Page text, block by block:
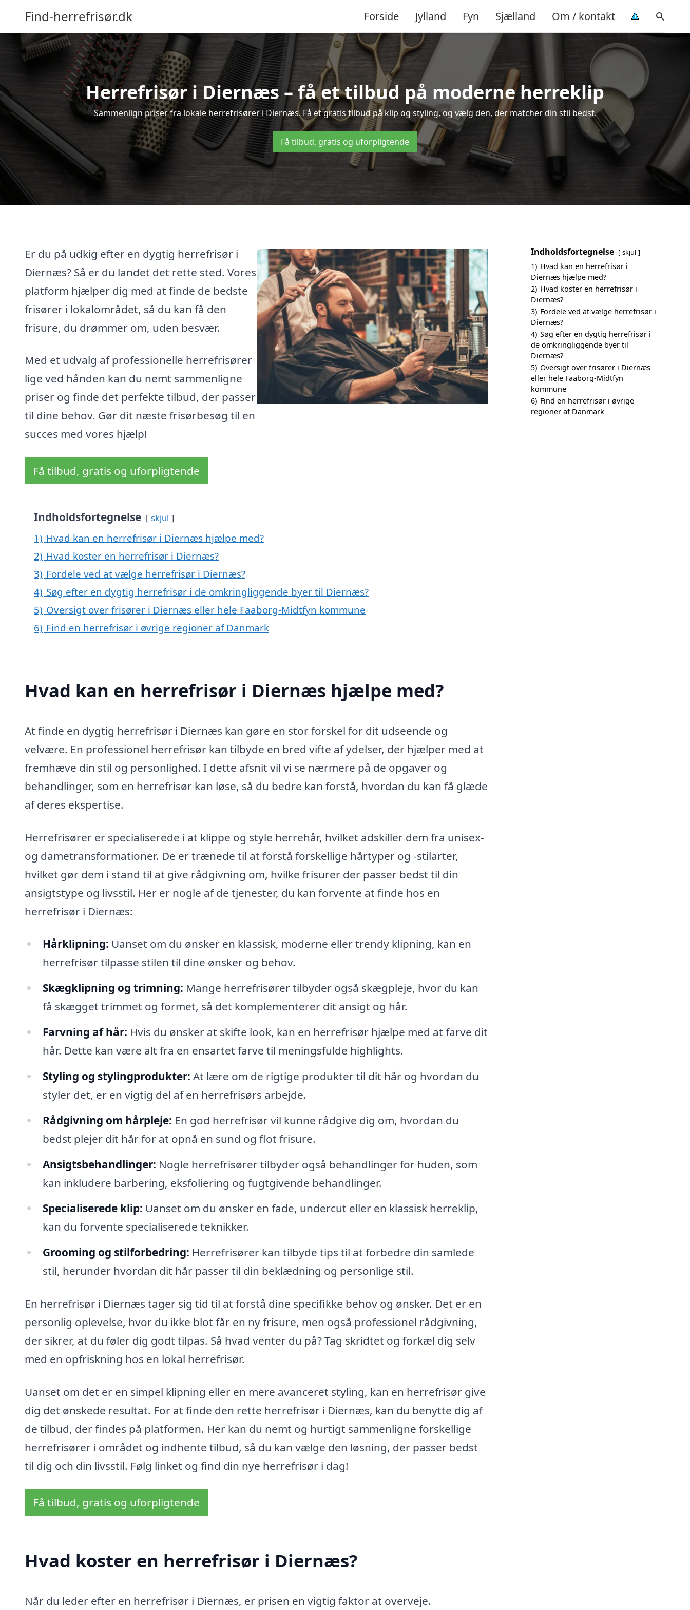
Find-herrefrisør.dk Forside Jylland Fyn Sjælland Om / kontakt
Herrefrisør i Diernæs – få et tilbud på moderne herreklip
Sammenlign priser fra lokale herrefrisører i Diernæs. Få et gratis tilbud på klip og styling, og vælg den, der matcher din stil bedst.
Få tilbud, gratis og uforpligtende
Er du på udkig efter en dygtig herrefrisør i
Diernæs? Så er du landet det rette sted. Vores
platform hjælper dig med at finde de bedste
frisører i lokalområdet, så du kan få den
frisure, du drømmer om, uden besvær.
Med et udvalg af professionelle herrefrisører
lige ved hånden kan du nemt sammenligne
priser og finde det perfekte tilbud, der passer
til dine behov. Gør dit næste frisørbesøg til en
succes med vores hjælp!
Få tilbud, gratis og uforpligtende
Indholdsfortegnelse skjul
1) Hvad kan en herrefrisør i Diernæs hjælpe med?
2) Hvad koster en herrefrisør i Diernæs?
3) Fordele ved at vælge herrefrisør i Diernæs?
4) Søg efter en dygtig herrefrisør i de omkringliggende byer til Diernæs?
5) Oversigt over frisører i Diernæs eller hele Faaborg-Midtfyn kommune
6) Find en herrefrisør i øvrige regioner af Danmark
Hvad kan en herrefrisør i Diernæs hjælpe med?
At finde en dygtig herrefrisør i Diernæs kan gøre en stor forskel for dit udseende og
velvære. En professionel herrefrisør kan tilbyde en bred vifte af ydelser, der hjælper med at
fremhæve din stil og personlighed. I dette afsnit vil vi se nærmere på de opgaver og
behandlinger, som en herrefrisør kan løse, så du bedre kan forstå, hvordan du kan få glæde
af deres ekspertise.
Herrefrisører er specialiserede i at klippe og style herrehår, hvilket adskiller dem fra unisex-
og dametransformationer. De er trænede til at forstå forskellige hårtyper og -stilarter,
hvilket gør dem i stand til at give rådgivning om, hvilke frisurer der passer bedst til din
ansigtstype og livsstil. Her er nogle af de tjenester, du kan forvente at finde hos en
herrefrisør i Diernæs:
Hårklipning: Uanset om du ønsker en klassisk, moderne eller trendy klipning, kan en
herrefrisør tilpasse stilen til dine ønsker og behov.
Skægklipning og trimning: Mange herrefrisører tilbyder også skægpleje, hvor du kan
få skægget trimmet og formet, så det komplementerer dit ansigt og hår.
Farvning af hår: Hvis du ønsker at skifte look, kan en herrefrisør hjælpe med at farve dit
hår. Dette kan være alt fra en ensartet farve til meningsfulde highlights.
Styling og stylingprodukter: At lære om de rigtige produkter til dit hår og hvordan du
styler det, er en vigtig del af en herrefrisørs arbejde.
Rådgivning om hårpleje: En god herrefrisør vil kunne rådgive dig om, hvordan du
bedst plejer dit hår for at opnå en sund og flot frisure.
Ansigtsbehandlinger: Nogle herrefrisører tilbyder også behandlinger for huden, som
kan inkludere barbering, eksfoliering og fugtgivende behandlinger.
Specialiserede klip: Uanset om du ønsker en fade, undercut eller en klassisk herreklip,
kan du forvente specialiserede teknikker.
Grooming og stilforbedring: Herrefrisører kan tilbyde tips til at forbedre din samlede
stil, herunder hvordan dit hår passer til din beklædning og personlige stil.
En herrefrisør i Diernæs tager sig tid til at forstå dine specifikke behov og ønsker. Det er en
personlig oplevelse, hvor du ikke blot får en ny frisure, men også professionel rådgivning,
der sikrer, at du føler dig godt tilpas. Så hvad venter du på? Tag skridtet og forkæl dig selv
med en opfriskning hos en lokal herrefrisør.
Uanset om det er en simpel klipning eller en mere avanceret styling, kan en herrefrisør give
dig det ønskede resultat. For at finde den rette herrefrisør i Diernæs, kan du benytte dig af
de tilbud, der findes på platformen. Her kan du nemt og hurtigt sammenligne forskellige
herrefrisører i området og indhente tilbud, så du kan vælge den løsning, der passer bedst
til dig och din livsstil. Følg linket og find din nye herrefrisør i dag!
Få tilbud, gratis og uforpligtende
Hvad koster en herrefrisør i Diernæs?
Når du leder efter en herrefrisør i Diernæs, er prisen en vigtig faktor at overveje.
Indholdsfortegnelse skjul
1) Hvad kan en herrefrisør i
Diernæs hjælpe med?
2) Hvad koster en herrefrisør i
Diernæs?
3) Fordele ved at vælge herrefrisør i
Diernæs?
4) Søg efter en dygtig herrefrisør i
de omkringliggende byer til
Diernæs?
5) Oversigt over frisører i Diernæs
eller hele Faaborg-Midtfyn
kommune
6) Find en herrefrisør i øvrige
regioner af Danmark